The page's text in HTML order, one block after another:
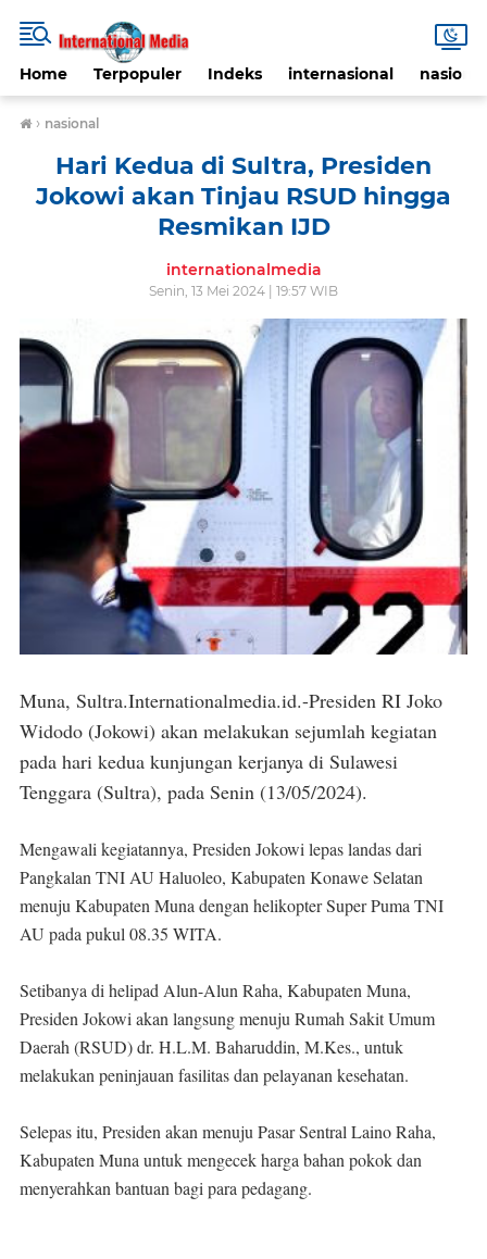
Home Terpopuler Indeks internasional nasional
› nasional
Hari Kedua di Sultra, Presiden
Jokowi akan Tinjau RSUD hingga
Resmikan IJD
internationalmedia
Senin, 13 Mei 2024 | 19:57 WIB
Muna, Sultra.Internationalmedia.id.-Presiden RI Joko
Widodo (Jokowi) akan melakukan sejumlah kegiatan
pada hari kedua kunjungan kerjanya di Sulawesi
Tenggara (Sultra), pada Senin (13/05/2024).
Mengawali kegiatannya, Presiden Jokowi lepas landas dari
Pangkalan TNI AU Haluoleo, Kabupaten Konawe Selatan
menuju Kabupaten Muna dengan helikopter Super Puma TNI
AU pada pukul 08.35 WITA.
Setibanya di helipad Alun-Alun Raha, Kabupaten Muna,
Presiden Jokowi akan langsung menuju Rumah Sakit Umum
Daerah (RSUD) dr. H.L.M. Baharuddin, M.Kes., untuk
melakukan peninjauan fasilitas dan pelayanan kesehatan.
Selepas itu, Presiden akan menuju Pasar Sentral Laino Raha,
Kabupaten Muna untuk mengecek harga bahan pokok dan
menyerahkan bantuan bagi para pedagang.